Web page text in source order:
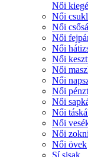
Női
Női
Női
Női
Női
Női
Női
Női
Női
Női
Női
Női
Női zokni
Női övek
Sí sisak